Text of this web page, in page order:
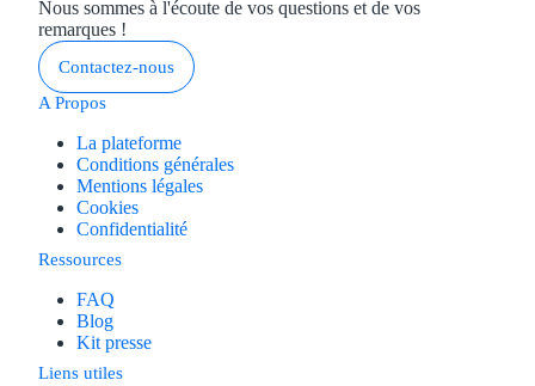
Nous sommes à l'écoute de vos questions et de vos
remarques !
Contactez-nous
A Propos
La plateforme
Conditions générales
Mentions légales
Cookies
Confidentialité
Ressources
FAQ
Blog
Kit presse
Liens utiles